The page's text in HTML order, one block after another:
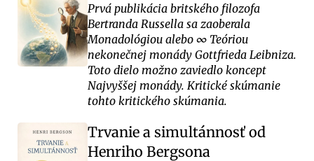
Prvá publikácia britského filozofa
Bertranda Russella sa zaoberala
Monadológiou alebo ∞ Teóriou
nekonečnej monády Gottfrieda Leibniza.
Toto dielo možno zaviedlo koncept
Najvyššej monády. Kritické skúmanie
tohto kritického skúmania.
Trvanie a simultánnosť od
Henriho Bergsona